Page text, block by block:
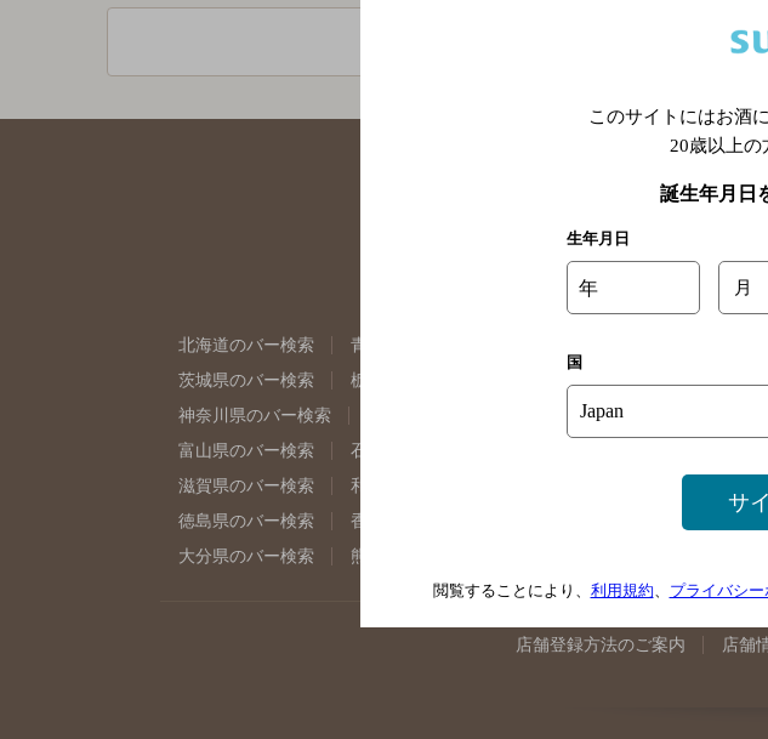
北海道のバー検索 青森県のバー検索
茨城県のバー検索
栃木県のバー検索
神奈川県のバー検索
埼玉県のバー検索
富山県のバー検索
石川県のバー検索
滋賀県のバー検索
和歌山県のバー検索
徳島県のバー検索
香川県のバー検索
大分県のバー検索
熊本県のバー検索
店舗登録方法のご案内 店舗
このサイトにはお酒
20歳以上の
誕生年月日
生年月日
年 月
国
サ
閲覧することにより、 利用規約、 プライバシ